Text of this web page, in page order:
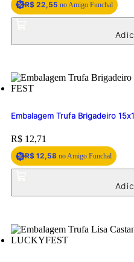
R$ 22,55 no Amigo Funchal
Embalagem Trufa Brigadeiro
Price:
R$ 12,71
R$ 12,58 no Amigo Funchal